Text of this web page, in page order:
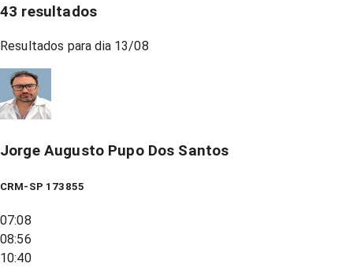
43 resultados
Resultados para dia 13/08
Jorge Augusto Pupo Dos Santos
CRM-SP 173855
07:08
08:56
10:40